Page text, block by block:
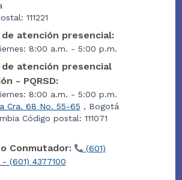
111221
de atención presencial:
8:00 a.m. - 5:00 p.m.
de atención presencial
- PQRSD:
8:00 a.m. - 5:00 p.m.
Cra. 68 No. 55-65 , Bogotá
Código postal: 111071
Conmutador:
(601)
(601) 4377100